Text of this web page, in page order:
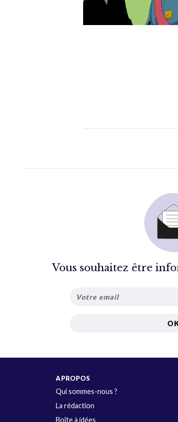
Vous souhaitez être
A PROPOS
Qui sommes-nous ?
La rédaction
Boîte à idées